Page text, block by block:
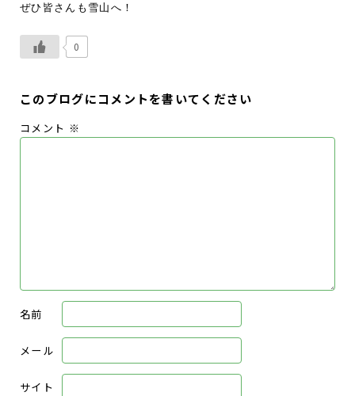
ぜひ皆さんも雪山へ！
0
このブログにコメントを書いてください
コメント ※
名前
メール
サイト